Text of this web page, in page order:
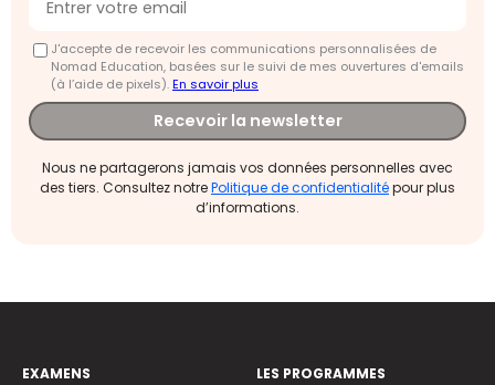
J'accepte de recevoir les communications personnalisées de
Nomad Education, basées sur le suivi de mes ouvertures d'emails
(à l’aide de pixels).En savoir plus
Recevoir la newsletter
Nous ne partagerons jamais vos données personnelles avec
des tiers. Consultez notrePolitique de confidentialitépour plus
d’informations.
EXAMENS
LES PROGRAMMES